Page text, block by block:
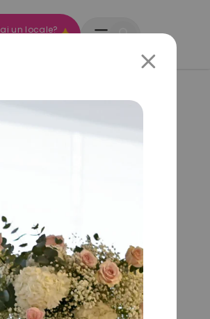
un locale?